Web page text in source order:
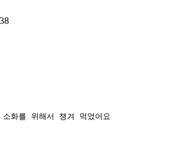
화를 위해서 챙겨 먹었어요